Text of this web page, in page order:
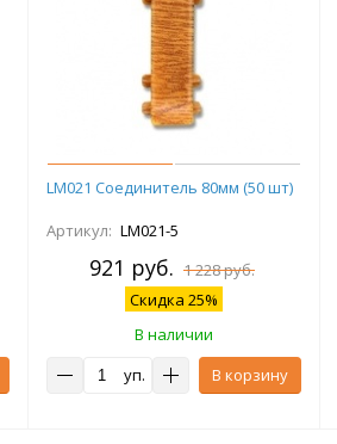
LM021 Соединитель 80мм (50 шт)
Артикул: LM021-5
921 руб. 1 228 руб.
Скидка 25%
В наличии
уп.
В корзину